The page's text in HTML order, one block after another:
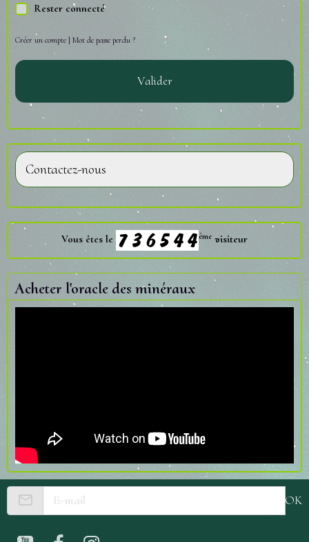
Rester connecté
Créer un compte | Mot de passe perdu ?
Valider
Contactez-nous
Vous êtes le ème visiteur
Acheter l'oracle des minéraux
OK